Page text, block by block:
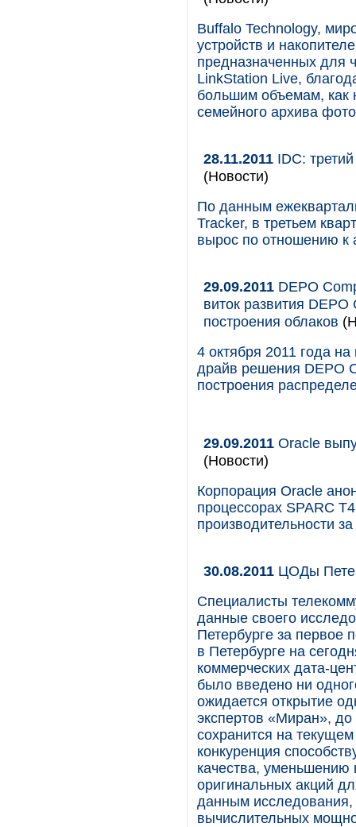
Buffalo Technology,
устройств и
предназначенных для
LinkStation Live,
большим объемам, как
семейного архива
28.11.2011 IDC:
(Новости)
По данным
Tracker, в третьем
вырос по отношению к
29.09.2011 DEPO
виток развития
построения облаков
4 октября 2011 года
драйв решения DEPO
построения
29.09.2011 Oracle
(Новости)
Корпорация Oracle
процессорах SPARC
производительности
30.08.2011 ЦОДы
Специалисты
данные своего
Петербурге за первое
в Петербурге на
коммерческих дата-
было введено ни
ожидается открытие
экспертов «Миран», до
сохранится на
конкуренция
качества, уменьшению
оригинальных акций
данным исследования,
вычислительных